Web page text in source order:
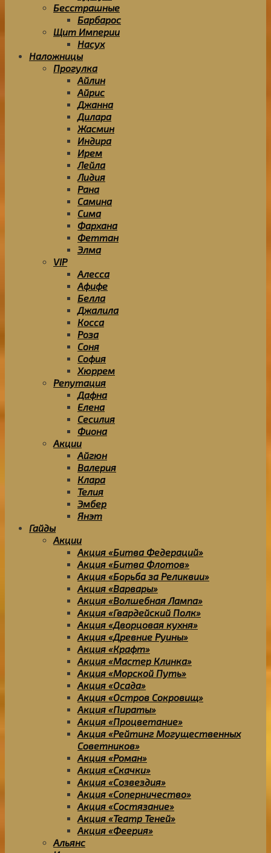
Бесстрашные
Барбарос
Щит Империи
Насух
Наложницы
Прогулка
Айлин
Айрис
Джанна
Дилара
Жасмин
Индира
Ирем
Лейла
Лидия
Рана
Самина
Сима
Фархана
Феттан
Элма
VIP
Алесса
Афифе
Белла
Джалила
Косса
Роза
Соня
София
Хюррем
Репутация
Дафна
Елена
Сесилия
Фиона
Акции
Айгюн
Валерия
Клара
Телия
Эмбер
Янэт
Гайды
Акции
Акция «Битва Федераций»
Акция «Битва Флотов»
Акция «Борьба за Реликвии»
Акция «Варвары»
Акция «Волшебная Лампа»
Акция «Гвардейский Полк»
Акция «Дворцовая кухня»
Акция «Древние Руины»
Акция «Крафт»
Акция «Мастер Клинка»
Акция «Морской Путь»
Акция «Осада»
Акция «Остров Сокровищ»
Акция «Пираты»
Акция «Процветание»
Акция «Рейтинг Могущественных
Советников»
Акция «Роман»
Акция «Скачки»
Акция «Созвездия»
Акция «Соперничество»
Акция «Состязание»
Акция «Театр Теней»
Акция «Феерия»
Альянс